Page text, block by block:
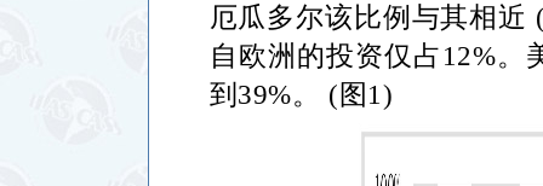
厄瓜多尔该比例与其相近
自欧洲的投资仅占12%。
到 39%。 (图 1)